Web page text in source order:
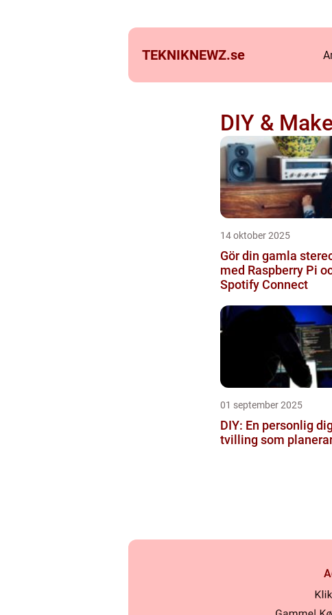
TEKNIKNEWZ.se
DIY &
14 oktober 2025
Gör din gamla
med Raspberry Pi
Spotify Connect
01 september 2025
DIY: En personlig
tvilling som